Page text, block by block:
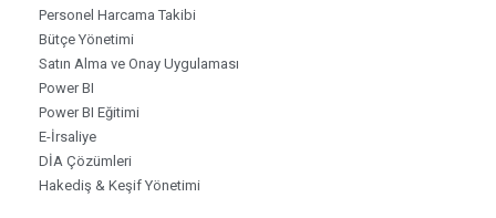
Personel Harcama Takibi
Bütçe Yönetimi
Satın Alma ve Onay Uygulaması
Power BI
Power BI Eğitimi
E-İrsaliye
DİA Çözümleri
Hakediş & Keşif Yönetimi